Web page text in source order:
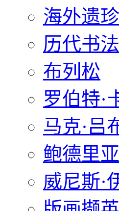
海外遗珍
历代书法
布列松
罗伯特·
马克·吕
鲍德里亚
威尼斯·